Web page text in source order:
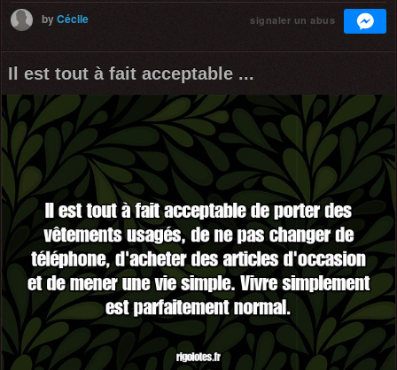
byCécile signaler un abus
Il est tout à fait acceptable ...